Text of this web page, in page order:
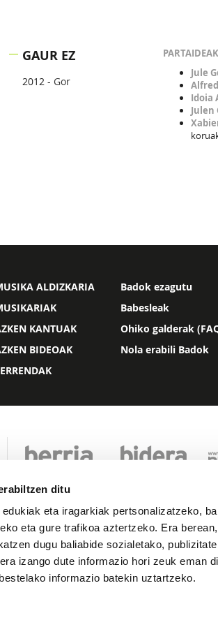
ditu
eta iragarkiak pertsonalizatzeko,
eta gure trafikoa aztertzeko. Era
dugu baliabide sozialetako,
izango dute informazio hori zeuk eman
informazio batekin uztartzeko.
GAUR EZ
2012 - Gor
PARTAIDEAK
Jule
Idoia
Julen
ALDIZKARIA
KANTUAK
BIDEOAK
Badok ezagutu
Babesleak
Ohiko galderak
Nola erabili Badok
Lege oharra Pribatutasuna Cookie